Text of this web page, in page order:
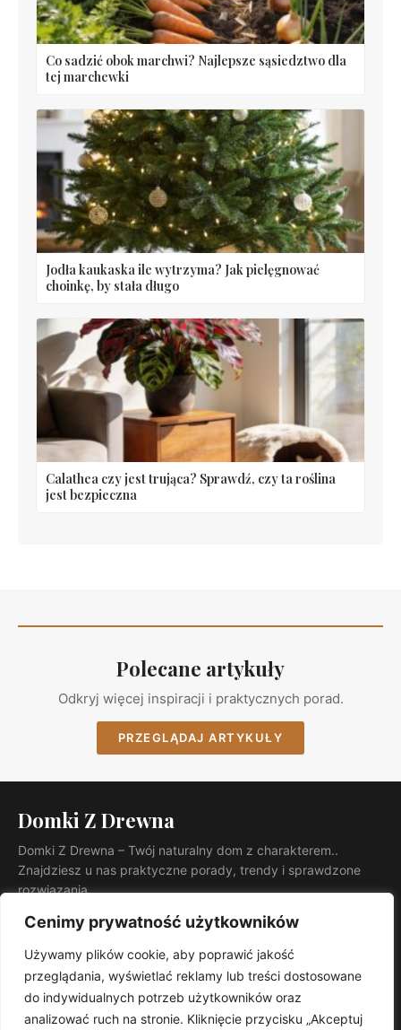
Cenimy prywatność użytkowników
Używamy plików cookie, aby poprawić jakość
przeglądania, wyświetlać reklamy lub treści dostosowane
do indywidualnych potrzeb użytkowników oraz
analizować ruch na stronie. Kliknięcie przycisku „Akceptuj
Co sadzić obok marchwi? Najlepsze sąsiedztwo dla
tej marchewki
Jodła kaukaska ile wytrzyma? Jak pielęgnować
choinkę, by stała długo
Calathea czy jest trująca? Sprawdź, czy ta roślina
jest bezpieczna
Polecane artykuły
Odkryj więcej inspiracji i praktycznych porad.
PRZEGLĄDAJ ARTYKUŁY
Domki Z Drewna
Domki Z Drewna – Twój naturalny dom z charakterem..
Znajdziesz u nas praktyczne porady, trendy i sprawdzone
rozwiązania.
INFORMACJE
Kontakt
Mapa witryny